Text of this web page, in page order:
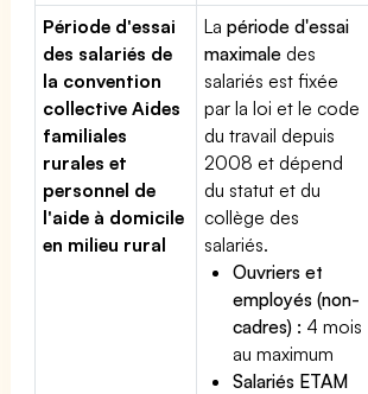
Période d'essai
des salariés de
la convention
collective Aides
familiales
rurales et
personnel de
l'aide à domicile
en milieu rural
Lapériode d'essai
maximale des
salariés est fixée
par la loi et le code
du travail depuis
2008 et dépend
du statut et du
collège des
salariés.
Ouvriers et
employés (non-
cadres) : 4 mois
au maximum
Salariés ETAM